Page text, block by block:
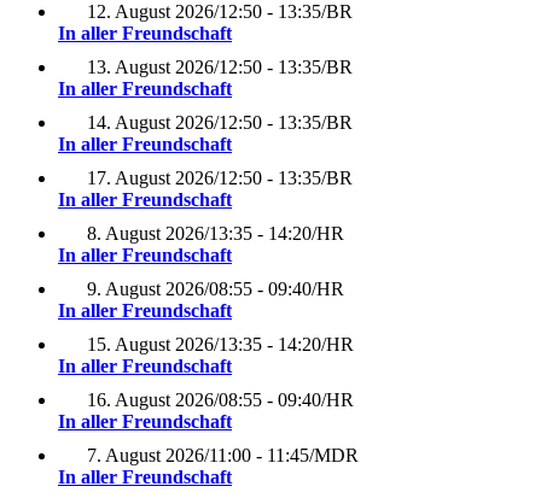
12. August 2026/12:50 - 13:35/BR
In aller Freundschaft
13. August 2026/12:50 - 13:35/BR
In aller Freundschaft
14. August 2026/12:50 - 13:35/BR
In aller Freundschaft
17. August 2026/12:50 - 13:35/BR
In aller Freundschaft
8. August 2026/13:35 - 14:20/HR
In aller Freundschaft
9. August 2026/08:55 - 09:40/HR
In aller Freundschaft
15. August 2026/13:35 - 14:20/HR
In aller Freundschaft
16. August 2026/08:55 - 09:40/HR
In aller Freundschaft
7. August 2026/11:00 - 11:45/MDR
In aller Freundschaft